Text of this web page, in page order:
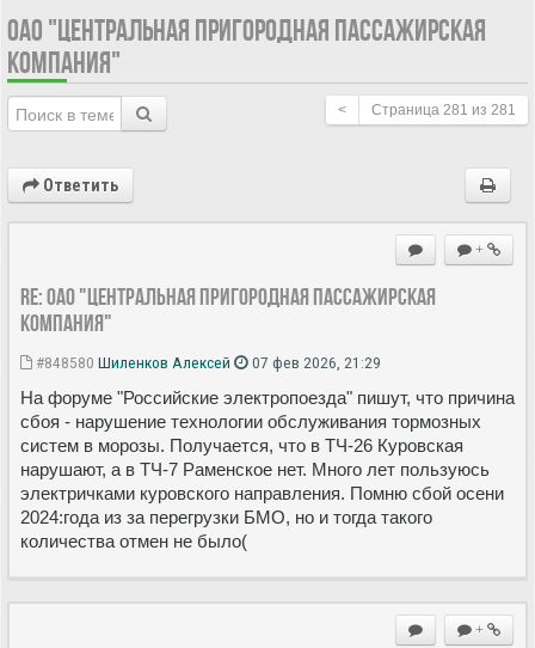
ОАО "ЦЕНТРАЛЬНАЯ ПРИГОРОДНАЯ ПАССАЖИРСКАЯ
КОМПАНИЯ"
< Страница 281 из 281
Ответить
+
Re: ОАО "Центральная пригородная пассажирская
компания"
#848580 Шиленков Алексей 07 фев 2026, 21:29
На форуме "Российские электропоезда" пишут, что причина
сбоя - нарушение технологии обслуживания тормозных
систем в морозы. Получается, что в ТЧ-26 Куровская
нарушают, а в ТЧ-7 Раменское нет. Много лет пользуюсь
электричками куровского направления. Помню сбой осени
2024:года из за перегрузки БМО, но и тогда такого
количества отмен не было(
+